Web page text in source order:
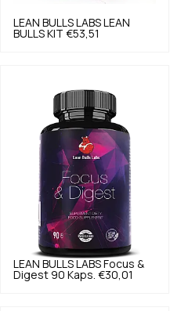
LEAN BULLS LABS
LEAN
BULLS KIT €53,51
LEAN BULLS LABS Focus &
Digest 90 Kaps. €30,01